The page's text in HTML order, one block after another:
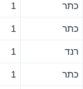
כתר 1
כתר 1
רנד 1
כתר 1